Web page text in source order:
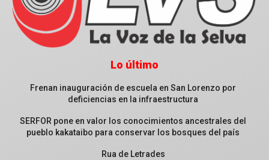
Lo último
Frenan inauguración de escuela en San Lorenzo por
deficiencias en la infraestructura
SERFOR pone en valor los conocimientos ancestrales del
pueblo kakataibo para conservar los bosques del país
Rua de Letrades